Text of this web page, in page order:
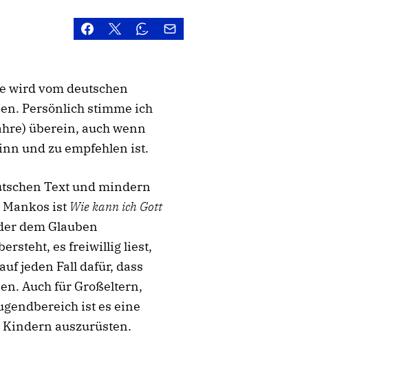
wird vom deutschen
Persönlich stimme ich
überein, auch wenn
und zu empfehlen ist.
Text und mindern
Mankos ist Wie kann ich Gott
dem Glauben
es freiwillig liest,
jeden Fall dafür, dass
Auch für Großeltern,
ist es eine
Kindern auszurüsten.